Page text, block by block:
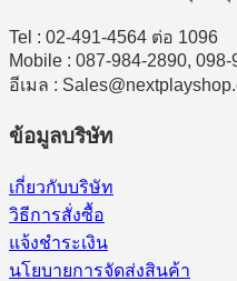
Tel : 02-491-4564 ต่อ 1096
Mobile : 087-984-2890,
อีเมล :
ข้อมูลบริษัท
เกี่ยวกับบริษัท
วิธีการสั่งซื้อ
แจ้งชำระเงิน
นโยบายการจัดส่งสินค้า